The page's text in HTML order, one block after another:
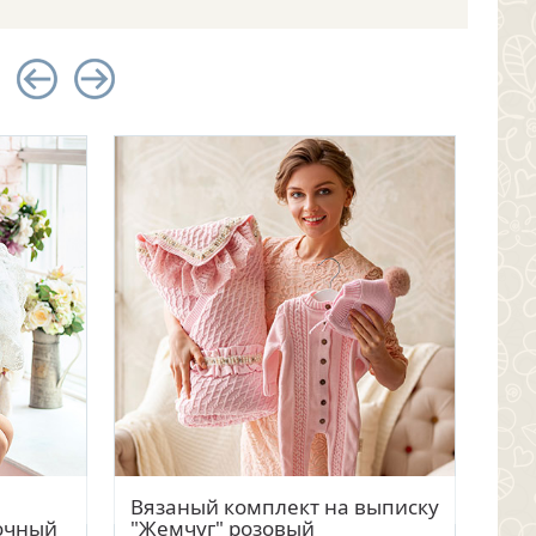
Быстрый просмотр
Вязаный комплект на выписку
"Жемчуг" розовый